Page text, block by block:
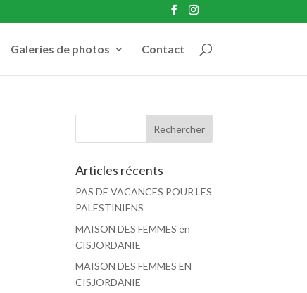
Galeries de photos Contact
Articles récents
PAS DE VACANCES POUR LES
PALESTINIENS
MAISON DES FEMMES en
CISJORDANIE
MAISON DES FEMMES EN
CISJORDANIE